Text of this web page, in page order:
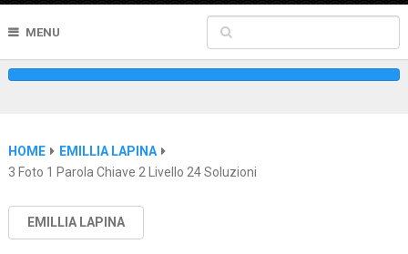
MENU
HOME
EMILLIA LAPINA
3 Foto 1 Parola Chiave 2 Livello 24 Soluzioni
EMILLIA LAPINA